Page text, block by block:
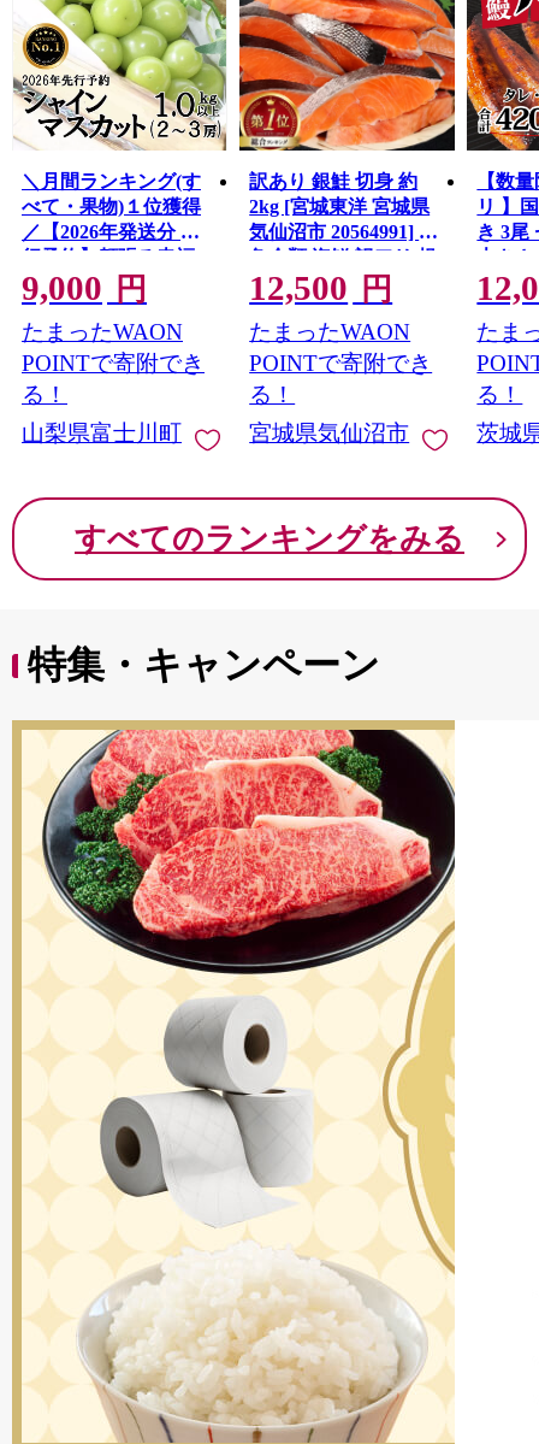
＼月間ランキング(す
べて・果物)１位獲得
／【2026年発送分 先
行予約】頬張る幸福
感 〜緑の宝石・ シ
ャインマスカット 〜
１ｋｇ以上（２〜３
房） フルーツ 山梨県
産 果物 くだもの シャ
イン マスカット ぶど
う ブドウ 葡萄 大粒 種
9000円 九千円
9,000 円
たまったWAON
POINTで寄附でき
る！
山梨県富士川町
訳あり 銀鮭 切身 約
2kg [宮城東洋 宮城県
気仙沼市 20564991] 鮭
魚介類 海鮮 訳アリ 規
格外 不揃い さけ サケ
鮭切身 シャケ 切り身
冷凍 家庭用 おかず 弁
当 支援 サーモン 銀鮭
切り身 魚 わけあり
12,500 円
たまったWAON
POINTで寄附でき
る！
宮城県気仙沼市
【数
リ 】
き 3尾
大き
レ・
鰻 ふ
な重
茨城
と納
たま
る！
茨城
すべてのランキングをみる
特集・キャンペーン